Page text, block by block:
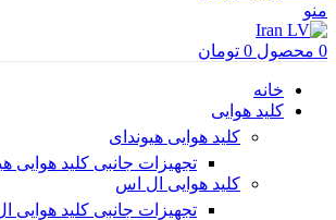
منو
0 محصول 0 تومان
خانه
کلید هوایی
کلید هوایی هیوندای
تجهیزات جانبی کلید هوایی
کلید هوایی ال اس
تجهیزات جانبی کلید هوایی